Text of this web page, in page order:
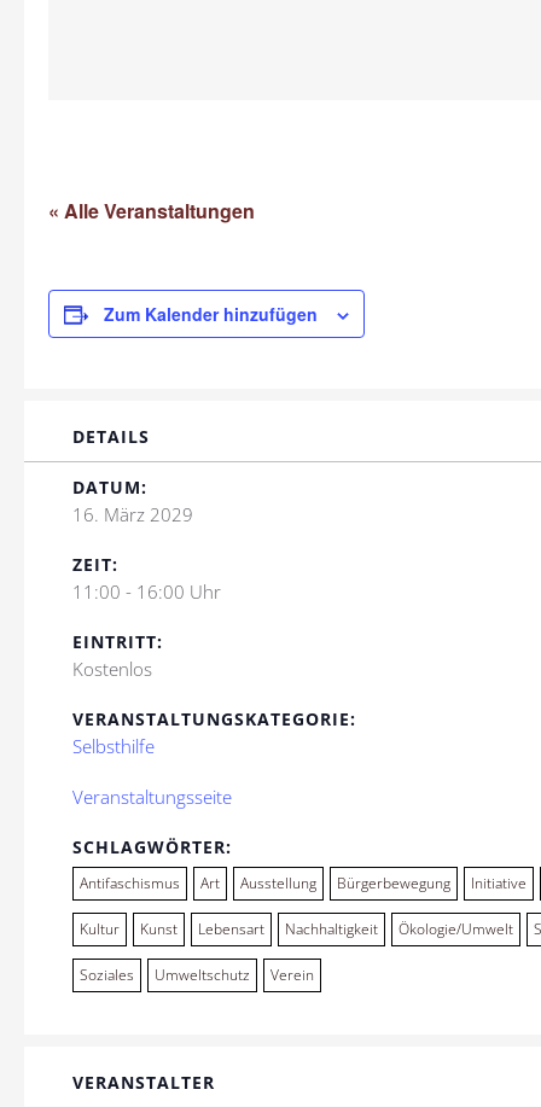
« Alle Veranstaltungen
Zum Kalender hinzufügen
DETAILS
DATUM:
16. März 2029
ZEIT:
11:00 - 16:00 Uhr
EINTRITT:
Kostenlos
VERANSTALTUNGSKATEGORIE:
Selbsthilfe
Veranstaltungsseite
SCHLAGWÖRTER:
Antifaschismus Art Ausstellung Bürgerbewegung Initiative
Kultur Kunst Lebensart Nachhaltigkeit Ökologie/Umwelt
Soziales Umweltschutz Verein
VERANSTALTER